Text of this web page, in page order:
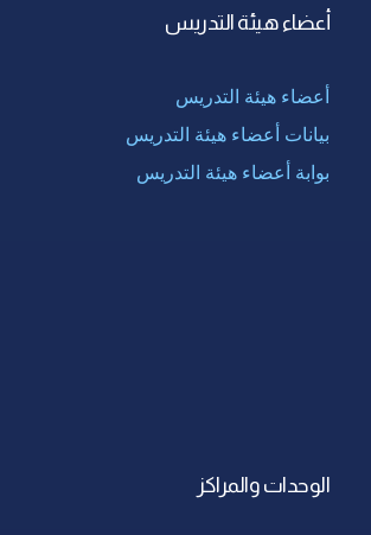
أعضاء هيئة التدريس
أعضاء هيئة التدريس
بيانات أعضاء هيئة التدريس
بوابة أعضاء هيئة التدريس
الوحدات والمراكز